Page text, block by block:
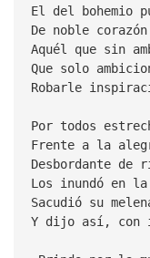
El del bohemio
De noble
Aquél que sin
Que solo
Robarle
Por todos
Frente a la
Desbordante de
Los inundó en
Sacudió su
Y dijo así, con